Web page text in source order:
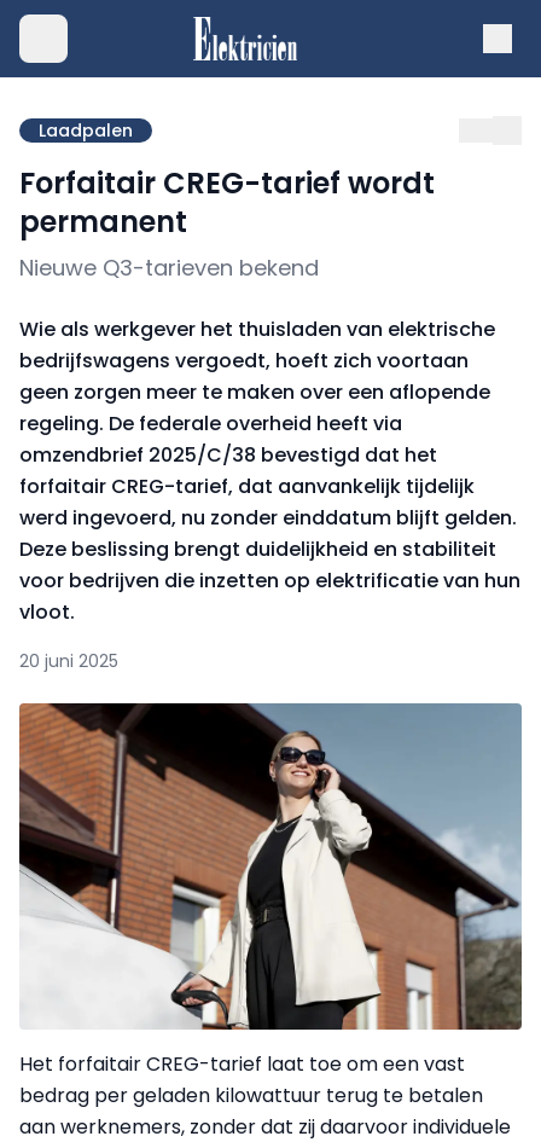
Laadpalen
Forfaitair CREG-tarief wordt
permanent
Nieuwe Q3-tarieven bekend
Wie als werkgever het thuisladen van elektrische
bedrijfswagens vergoedt, hoeft zich voortaan
geen zorgen meer te maken over een aflopende
regeling. De federale overheid heeft via
omzendbrief 2025/C/38 bevestigd dat het
forfaitair CREG-tarief, dat aanvankelijk tijdelijk
werd ingevoerd, nu zonder einddatum blijft gelden.
Deze beslissing brengt duidelijkheid en stabiliteit
voor bedrijven die inzetten op elektrificatie van hun
vloot.
20 juni 2025
Het forfaitair CREG-tarief laat toe om een vast
bedrag per geladen kilowattuur terug te betalen
aan werknemers, zonder dat zij daarvoor individuele